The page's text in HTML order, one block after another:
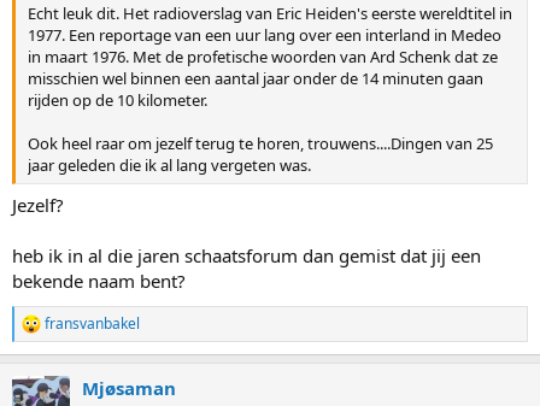
Echt leuk dit. Het radioverslag van Eric Heiden's eerste wereldtitel in
1977. Een reportage van een uur lang over een interland in Medeo
in maart 1976. Met de profetische woorden van Ard Schenk dat ze
misschien wel binnen een aantal jaar onder de 14 minuten gaan
rijden op de 10 kilometer.
Ook heel raar om jezelf terug te horen, trouwens....Dingen van 25
jaar geleden die ik al lang vergeten was.
Jezelf?
heb ik in al die jaren schaatsforum dan gemist dat jij een
bekende naam bent?
R
e
c
fransvanbakel
Mjøsaman